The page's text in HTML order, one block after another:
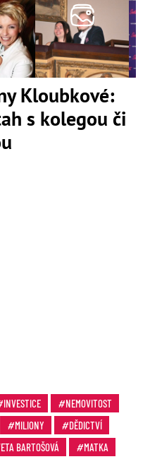
Kloubkové:
s kolegou či
INVESTICE
NEMOVITOST
MILIONY
DĚDICTVÍ
BARTOŠOVÁ
MATKA